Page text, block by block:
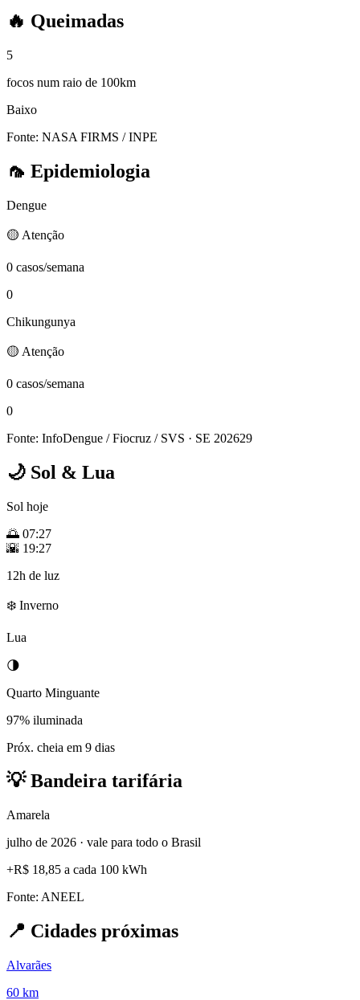
🔥 Queimadas
5
focos num raio de 100km
Baixo
Fonte: NASA FIRMS / INPE
🦟 Epidemiologia
Dengue
🟡 Atenção
0 casos/semana
0
Chikungunya
🟡 Atenção
0 casos/semana
0
Fonte: InfoDengue / Fiocruz / SVS · SE 202629
🌙 Sol & Lua
Sol hoje
🌅 07:27
🌇 19:27
12h de luz
❄️ Inverno
Lua
🌗
Quarto Minguante
97% iluminada
Próx. cheia em 9 dias
💡Bandeira tarifária
Amarela
julho de 2026 · vale para todo o Brasil
+R$ 18,85 a cada 100 kWh
Fonte: ANEEL
📍 Cidades próximas
Alvarães
60 km